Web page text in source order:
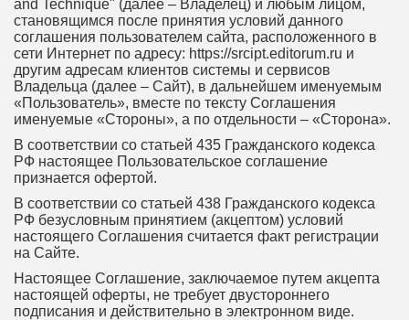
and Technique" (далее – Владелец) и любым лицом,
становящимся после принятия условий данного
соглашения пользователем сайта, расположенного в
сети Интернет по адресу: https://srcipt.editorum.ru и
другим адресам клиентов системы и сервисов
Владельца (далее – Сайт), в дальнейшем именуемым
«Пользователь», вместе по тексту Соглашения
именуемые «Стороны», а по отдельности – «Сторона».
В соответствии со статьей 435 Гражданского кодекса
РФ настоящее Пользовательское соглашение
признается офертой.
В соответствии со статьей 438 Гражданского кодекса
РФ безусловным принятием (акцептом) условий
настоящего Соглашения считается факт регистрации
на Сайте.
Настоящее Соглашение, заключаемое путем акцепта
настоящей оферты, не требует двустороннего
подписания и действительно в электронном виде.